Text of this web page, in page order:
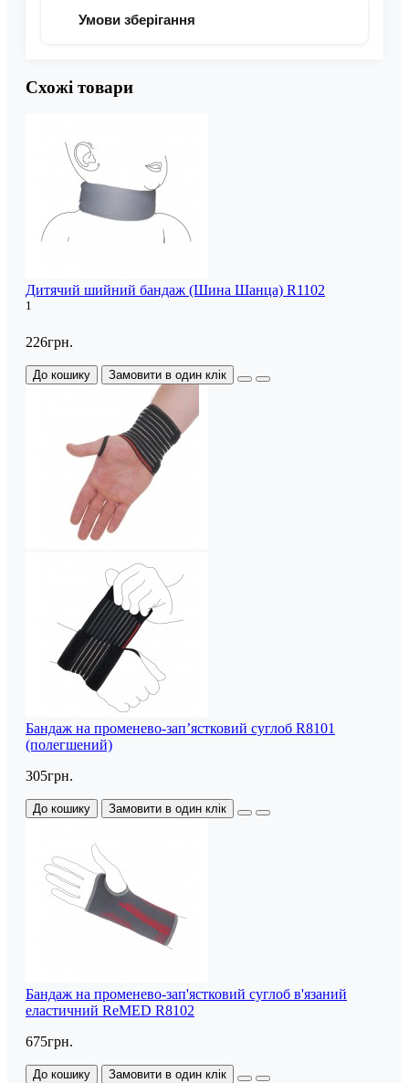
Умови зберігання
Схожі товари
Дитячий шийний бандаж (Шина Шанца) R1102
1
226грн.
До кошику Замовити в один клік
Бандаж на променево-зап’ястковий суглоб R8101
(полегшений)
305грн.
До кошику Замовити в один клік
Бандаж на променево-зап'ястковий суглоб в'язаний
еластичний ReMED R8102
675грн.
До кошику Замовити в один клік